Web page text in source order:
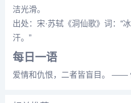
洁光滑。
出处：宋·苏轼《洞仙歌》词：“
汗。”
每日一语
爱情和仇恨，二者皆盲目。 ——